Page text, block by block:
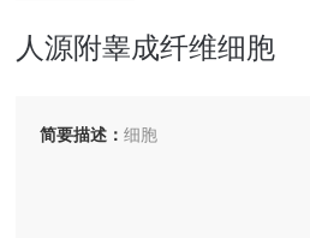
人源附睾成纤维细胞
简要描述：细胞